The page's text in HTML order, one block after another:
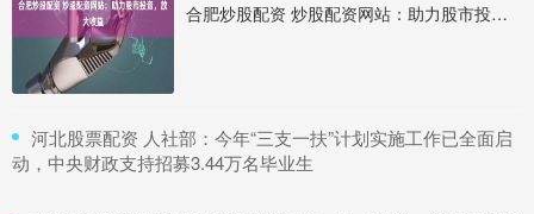
合肥炒股配资 炒股配资网站：助力股市投资，放大收益
​河北股票配资 人社部：今年“三支一扶”计划实施工作已全面启
动，中央财政支持招募3.44万名毕业生